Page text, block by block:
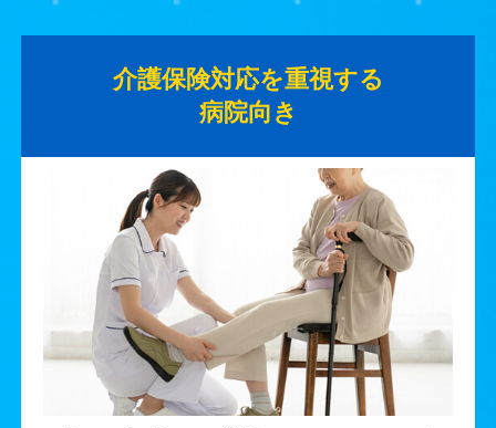
介護保険対応を重視する
病院向き